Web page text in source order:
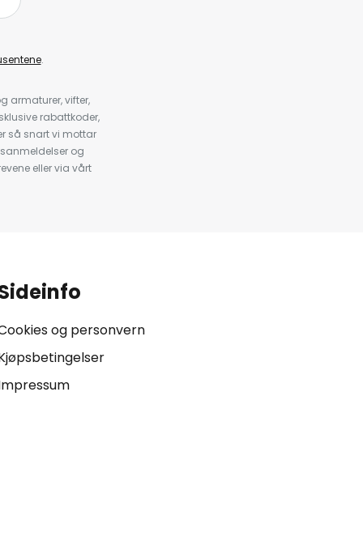
.
armaturer, vifter,
rabattkoder,
så snart vi mottar
og
eller via vårt
og personvern